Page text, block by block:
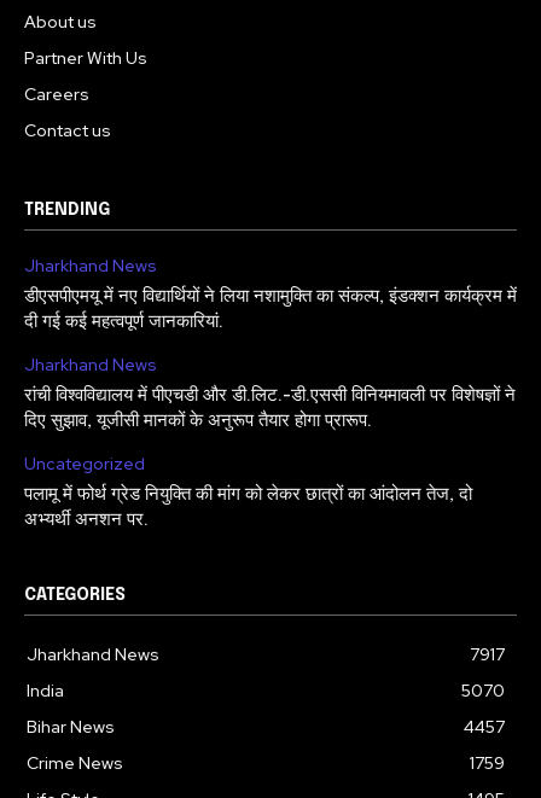
About us
Partner With Us
Careers
Contact us
TRENDING
Jharkhand News
डीएसपीएमयू में नए विद्यार्थियों ने लिया नशामुक्ति का संकल्प, इंडक्शन कार्यक्रम में
दी गई कई महत्वपूर्ण जानकारियां.
Jharkhand News
रांची विश्वविद्यालय में पीएचडी और डी.लिट.-डी.एससी विनियमावली पर विशेषज्ञों ने
दिए सुझाव, यूजीसी मानकों के अनुरूप तैयार होगा प्रारूप.
Uncategorized
पलामू में फोर्थ ग्रेड नियुक्ति की मांग को लेकर छात्रों का आंदोलन तेज, दो
अभ्यर्थी अनशन पर.
CATEGORIES
Jharkhand News
7917
India
5070
Bihar News
4457
Crime News
1759